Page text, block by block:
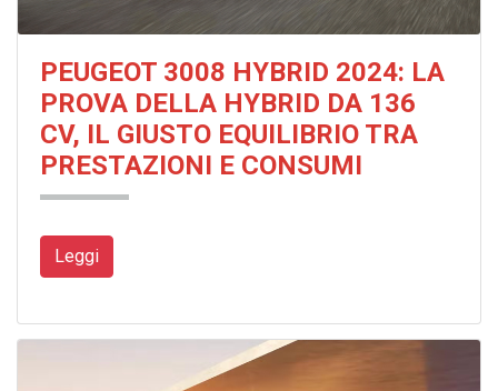
PEUGEOT 3008 HYBRID 2024: LA
PROVA DELLA HYBRID DA 136
CV, IL GIUSTO EQUILIBRIO TRA
PRESTAZIONI E CONSUMI
Leggi